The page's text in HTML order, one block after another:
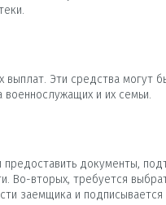
Эти средства могут
военнослужащих и их семьи.
документы,
Во-вторых, требуется
заемщика и